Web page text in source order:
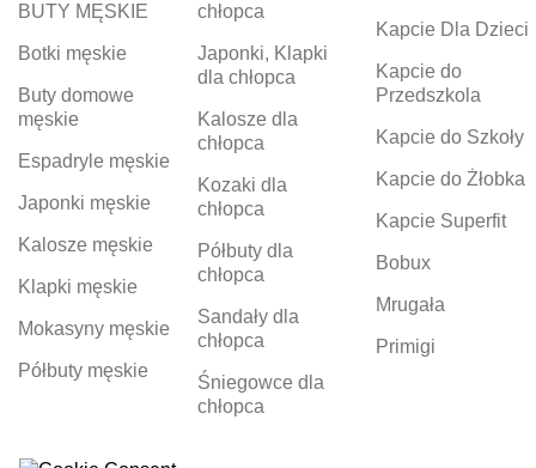
BUTY MĘSKIE
Botki męskie
Buty domowe
męskie
Espadryle męskie
Japonki męskie
Kalosze męskie
Klapki męskie
Mokasyny męskie
Półbuty męskie
chłopca
Japonki, Klapki
dla chłopca
Kalosze dla
chłopca
Kozaki dla
chłopca
Półbuty dla
chłopca
Sandały dla
chłopca
Śniegowce dla
chłopca
Kapcie Dla Dzieci
Kapcie do
Przedszkola
Kapcie do Szkoły
Kapcie do Żłobka
Kapcie Superfit
Bobux
Mrugała
Primigi